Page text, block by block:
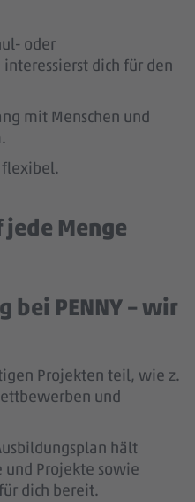
oder
interessierst dich für den
mit Menschen und
flexibel.
jede Menge
PENNY – wir
Projekten teil, wie z.
und
hält
und Projekte sowie
dich bereit.